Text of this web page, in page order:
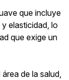
que incluye
elasticidad, lo
que exige un
de la salud,